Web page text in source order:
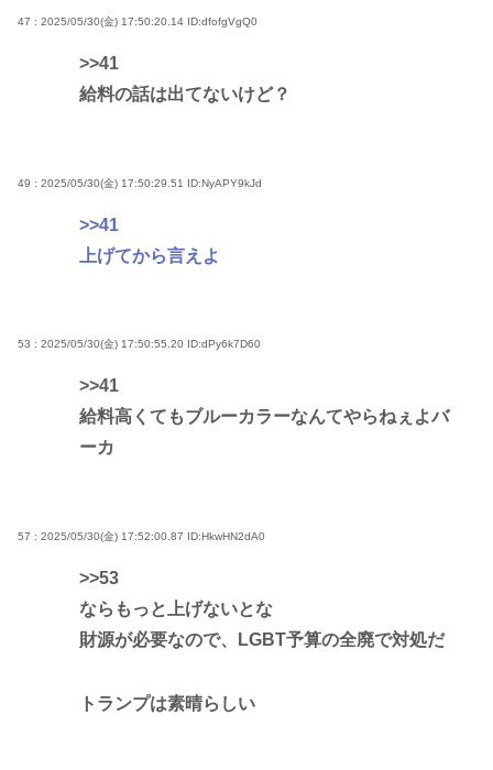
47 : 2025/05/30(金) 17:50:20.14 ID:dfofgVgQ0
>>41
給料の話は出てないけど？
49 : 2025/05/30(金) 17:50:29.51 ID:NyAPY9kJd
>>41
上げてから言えよ
53 : 2025/05/30(金) 17:50:55.20 ID:dPy6k7D60
>>41
給料高くてもブルーカラーなんてやらねぇよバ
ーカ
57 : 2025/05/30(金) 17:52:00.87 ID:HkwHN2dA0
>>53
ならもっと上げないとな
財源が必要なので、LGBT予算の全廃で対処だ
トランプは素晴らしい